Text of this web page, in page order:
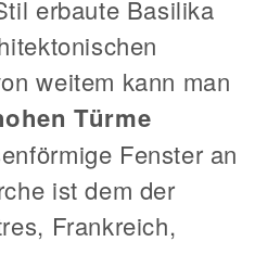
erbaute Basilika
weitem kann man
Türme
Fenster an
ist dem der
Frankreich,